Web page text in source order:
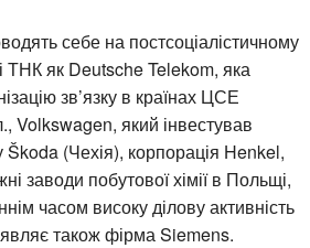
себе на постсоціалістичному
ТНК як Deutsche Telekom, яка
зв’язку в країнах ЦСЕ
Volkswagen, який інвестував
(Чехія), корпорація Henkel,
заводи побутової хімії в Польщі,
часом високу ділову активність
також фірма Siemens.